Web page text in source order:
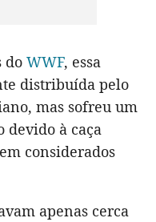
do WWF, essa
distribuída pelo
mas sofreu um
devido à caça
considerados
apenas cerca